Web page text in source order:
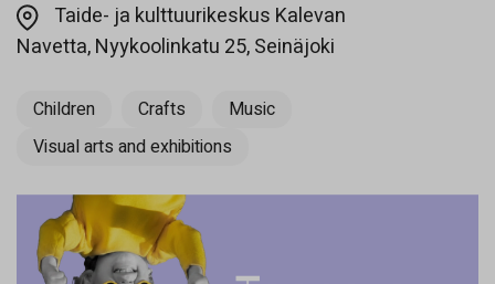
Taide- ja kulttuurikeskus Kalevan
Navetta, Nyykoolinkatu 25, Seinäjoki
Children Crafts
Music
Visual arts and exhibitions